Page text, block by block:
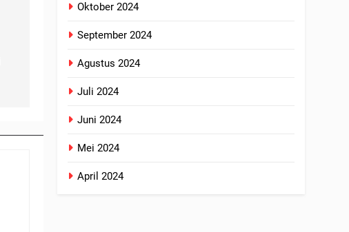
Oktober 2024
September 2024
Agustus 2024
Juli 2024
Juni 2024
Mei 2024
April 2024